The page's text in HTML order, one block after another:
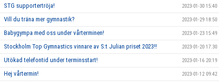
STG supportertröja! 2023-01-30 15:40
Vill du träna mer gymnastik? 2023-01-29 18:50
Babygympa med oss under vårterminen! 2023-01-23 15:49
Stockholm Top Gymnastics vinnare av S:t Julian priset 2023!! 2023-01-20 17:30
Utökad telefontid under terminsstart! 2023-01-16 20:19
Hej vårtermin! 2023-01-12 09:42